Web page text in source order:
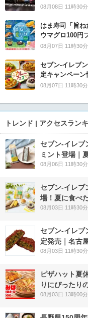
08月08日 11時30分
はま寿司「旨
ウマグロ100円
08月07日 11時30分
セブン‐イレブ
定キャンペーン
08月07日 11時30分
トレンド | アクセスラン
セブン‐イレ
ミント登場｜
08月06日 11時30分
セブン‐イレ
場！夏に食べ
08月03日 11時30分
セブン-イレブ
定発売｜名古
08月03日 11時30分
ピザハット夏
りにぴったり
08月03日 13時00分